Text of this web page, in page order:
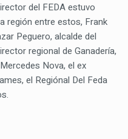
del FEDA estuvo
región entre estos, Frank
Peguero, alcalde del
regional de Ganadería,
Nova, el ex
el Regiónal Del Feda